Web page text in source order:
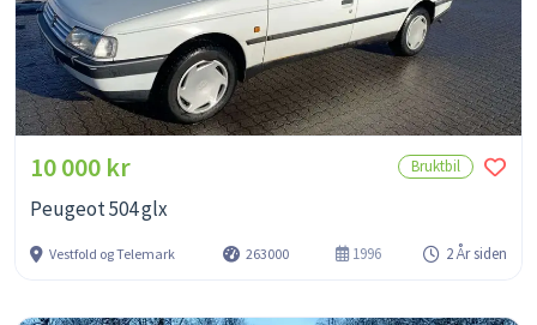
10 000 kr Bruktbil
Peugeot 504 glx
Vestfold og Telemark 263000 1996 2 År siden